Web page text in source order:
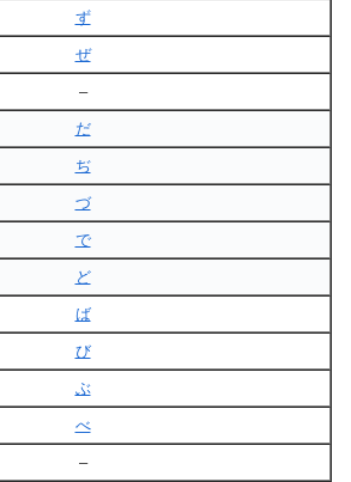
ず
ぜ
–
だ
ぢ
づ
で
ど
ば
び
ぶ
べ
–